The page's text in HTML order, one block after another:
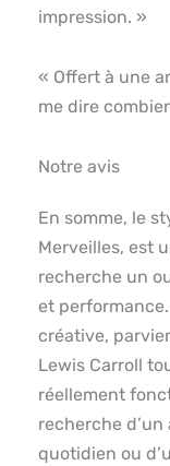
impression. »
« Offert à une
me dire
Notre avis
En somme, le
Merveilles, est
recherche un
et
créative,
Lewis Carroll
réellement
recherche
quotidien ou